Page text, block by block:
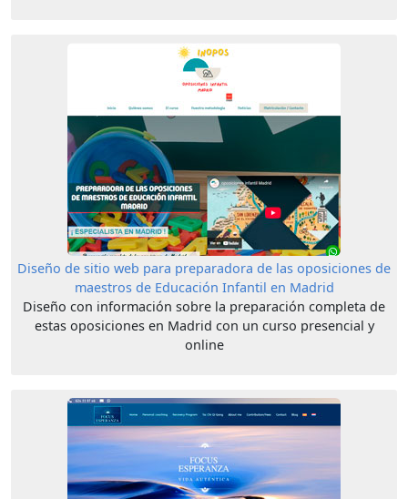
Diseño de sitio web para preparadora de las oposiciones de
maestros de Educación Infantil en Madrid
Diseño con información sobre la preparación completa de
estas oposiciones en Madrid con un curso presencial y
online